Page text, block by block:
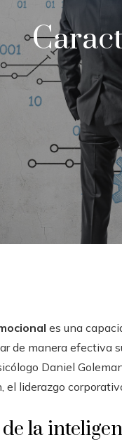
es una
de manera efectiva
Daniel
el liderazgo
la